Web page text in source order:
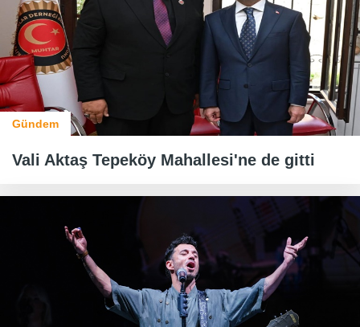
Gündem
Vali Aktaş Tepeköy Mahallesi'ne de gitti